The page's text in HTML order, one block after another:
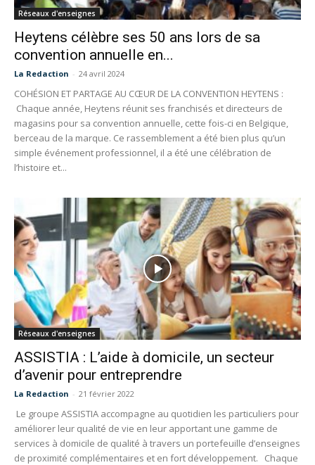
Réseaux d'enseignes
Heytens célèbre ses 50 ans lors de sa
convention annuelle en...
La Redaction - 24 avril 2024
COHÉSION ET PARTAGE AU CŒUR DE LA CONVENTION HEYTENS :
Chaque année, Heytens réunit ses franchisés et directeurs de
magasins pour sa convention annuelle, cette fois-ci en Belgique,
berceau de la marque. Ce rassemblement a été bien plus qu’un
simple événement professionnel, il a été une célébration de
l’histoire et...
Réseaux d'enseignes
ASSISTIA : L’aide à domicile, un secteur
d’avenir pour entreprendre
La Redaction - 21 février 2022
Le groupe ASSISTIA accompagne au quotidien les particuliers pour
améliorer leur qualité de vie en leur apportant une gamme de
services à domicile de qualité à travers un portefeuille d’enseignes
de proximité complémentaires et en fort développement. Chaque